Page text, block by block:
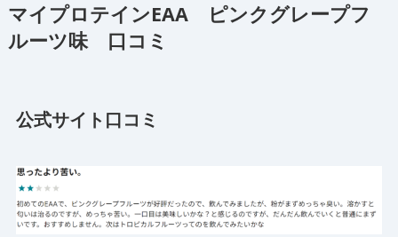
マイプロテインEAA ピンクグレープフ
ルーツ味 口コミ
公式サイト口コミ